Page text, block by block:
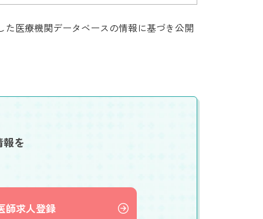
医療機関データベースの情報に基づき公開
を
師求人登録